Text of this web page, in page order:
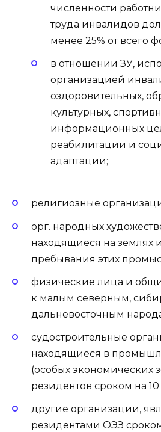
численности
труда инвалидов
менее 25% от всего
в отношении ЗУ,
организацией
оздоровительных,
культурных,
информационных
реабилитации и
адаптации;
религиозные
орг. народных
находящиеся на землях
пребывания этих
физические лица и
к малым северным,
дальневосточным
судостроительные
находящиеся в
(особых экономических
резидентов сроком на 10
другие организации,
резидентами ОЭЗ сроком